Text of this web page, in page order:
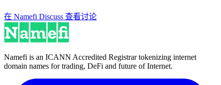
在 Namefi Discuss 查看讨论
Namefi is an ICANN Accredited Registrar tokenizing internet
domain names for trading, DeFi and future of Internet.